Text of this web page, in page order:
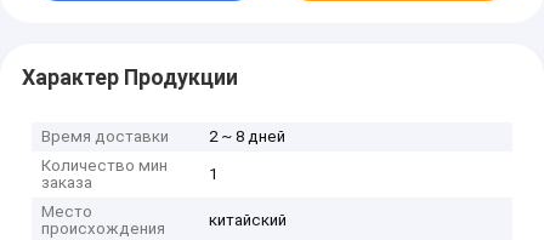
Характер Продукции
Время доставки
2 ~ 8 дней
Количество мин
заказа
1
Место
происхождения
китайский